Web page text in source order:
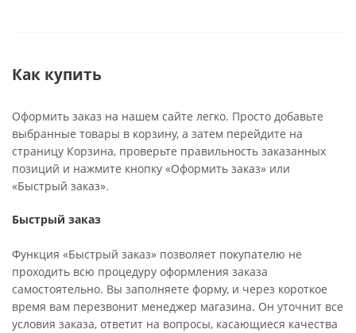
Как купить
Оформить заказ на нашем сайте легко. Просто добавьте
выбранные товары в корзину, а затем перейдите на
страницу Корзина, проверьте правильность заказанных
позиций и нажмите кнопку «Оформить заказ» или
«Быстрый заказ».
Быстрый заказ
Функция «Быстрый заказ» позволяет покупателю не
проходить всю процедуру оформления заказа
самостоятельно. Вы заполняете форму, и через короткое
время вам перезвонит менеджер магазина. Он уточнит все
условия заказа, ответит на вопросы, касающиеся качества